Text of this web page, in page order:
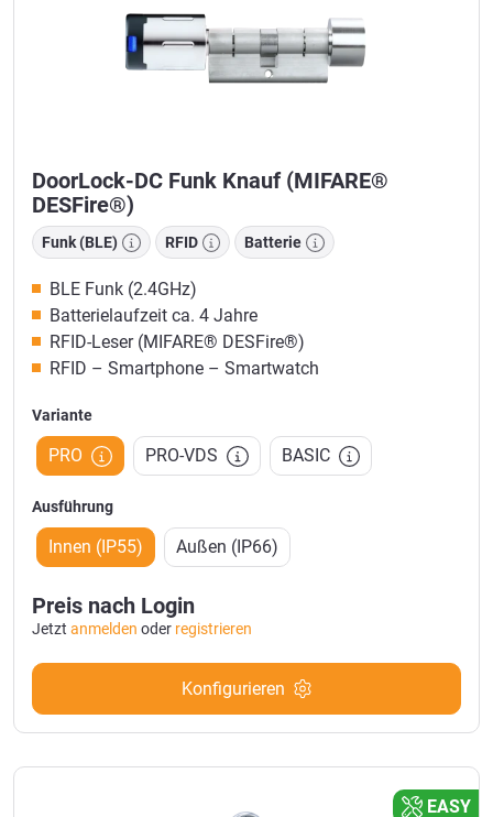
DoorLock-DC Funk Knauf (MIFARE®
DESFire®)
Funk (BLE) RFID Batterie
BLE Funk (2.4GHz)
Batterielaufzeit ca. 4 Jahre
RFID-Leser (MIFARE® DESFire®)
RFID – Smartphone – Smartwatch
Variante
PRO PRO-VDS BASIC
Ausführung
Innen (IP55) Außen (IP66)
Preis nach Login
Jetzt anmelden oder registrieren
Konfigurieren
EASY